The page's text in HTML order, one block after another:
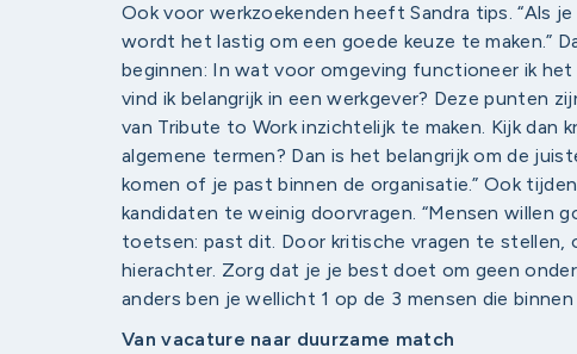
Ook voor werkzoekenden heeft Sandra tips. “Als
wordt het lastig om een goede keuze te maken.”
beginnen: In wat voor omgeving functioneer ik
vind ik belangrijk in een werkgever? Deze punten
van Tribute to Work inzichtelijk te maken. Kijk dan
algemene termen? Dan is het belangrijk om de
komen of je past binnen de organisatie.” Ook
kandidaten te weinig doorvragen. “Mensen willen
toetsen: past dit. Door kritische vragen te stellen,
hierachter. Zorg dat je je best doet om geen
anders ben je wellicht 1 op de 3 mensen die
Van vacature naar duurzame match